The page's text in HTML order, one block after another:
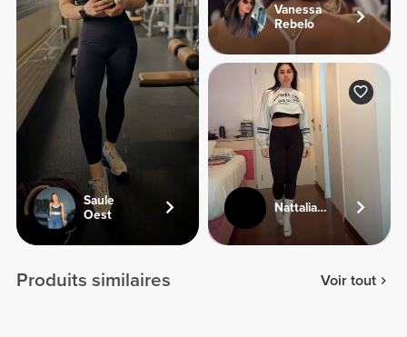
Saule
Oest
Vanessa
Rebelo
Nattaliaweber
Produits similaires Voir tout